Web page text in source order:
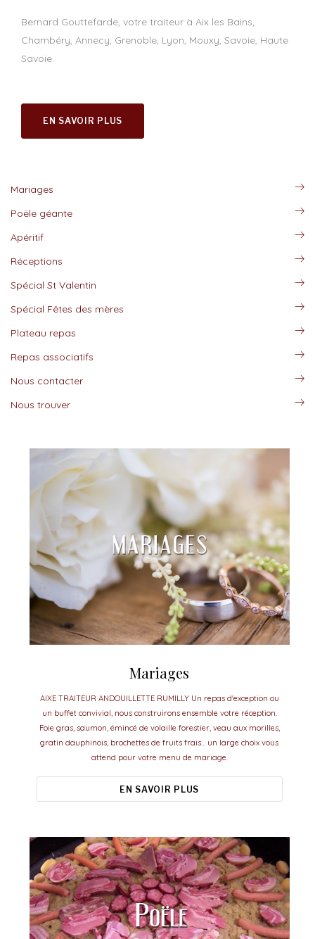
Bernard Gouttefarde, votre traiteur à Aix les Bains,
Chambéry, Annecy, Grenoble, Lyon, Mouxy, Savoie, Haute
Savoie.
EN SAVOIR PLUS
Mariages
Poële géante
Apéritif
Réceptions
Spécial St Valentin
Spécial Fêtes des mères
Plateau repas
Repas associatifs
Nous contacter
Nous trouver
Mariages
AIXE TRAITEUR ANDOUILLETTE RUMILLY Un repas d'exception ou
un buffet convivial, nous construirons ensemble votre réception.
Foie gras, saumon, émincé de volaille forestier, veau aux morilles,
gratin dauphinois, brochettes de fruits frais... un large choix vous
attend pour votre menu de mariage.
EN SAVOIR PLUS